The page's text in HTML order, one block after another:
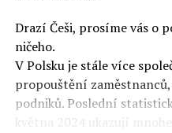
Tuskova čísla jsou ale ujetá
Ziemkiewicz. „Ve vládní
Tusk tvrdil, že za vlády
prodalo 600 000 víz do
vytvořena parlamentní
ale pouze na to, že 220 víz
prostřednictvím úplatků
Drazí Češi, prosíme vás o
ničeho.
V Polsku je stále více
propouštění
podniků. Poslední
května 2024 ukazují